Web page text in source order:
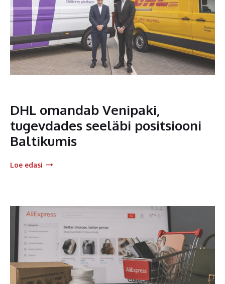
DHL omandab Venipaki,
tugevdades seeläbi positsiooni
Baltikumis
Loe edasi